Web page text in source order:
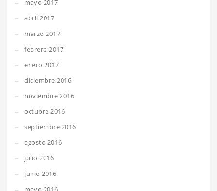
mayo 2017
abril 2017
marzo 2017
febrero 2017
enero 2017
diciembre 2016
noviembre 2016
octubre 2016
septiembre 2016
agosto 2016
julio 2016
junio 2016
mayo 2016